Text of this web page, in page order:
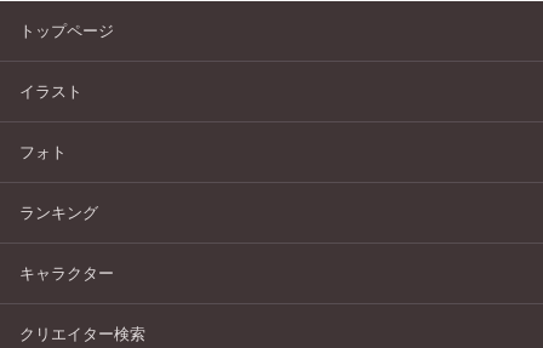
トップページ
イラスト
フォト
ランキング
キャラクター
クリエイター検索